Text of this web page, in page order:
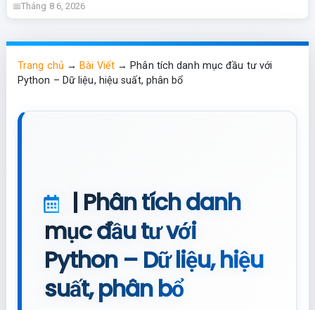
Tháng 8 6, 2026
Trang chủ →Bài Viết→Phân tích danh mục đầu tư với
Python – Dữ liệu, hiệu suất, phân bổ
| Phân tích danh
mục đầu tư với
Python – Dữ liệu, hiệu
suất, phân bổ